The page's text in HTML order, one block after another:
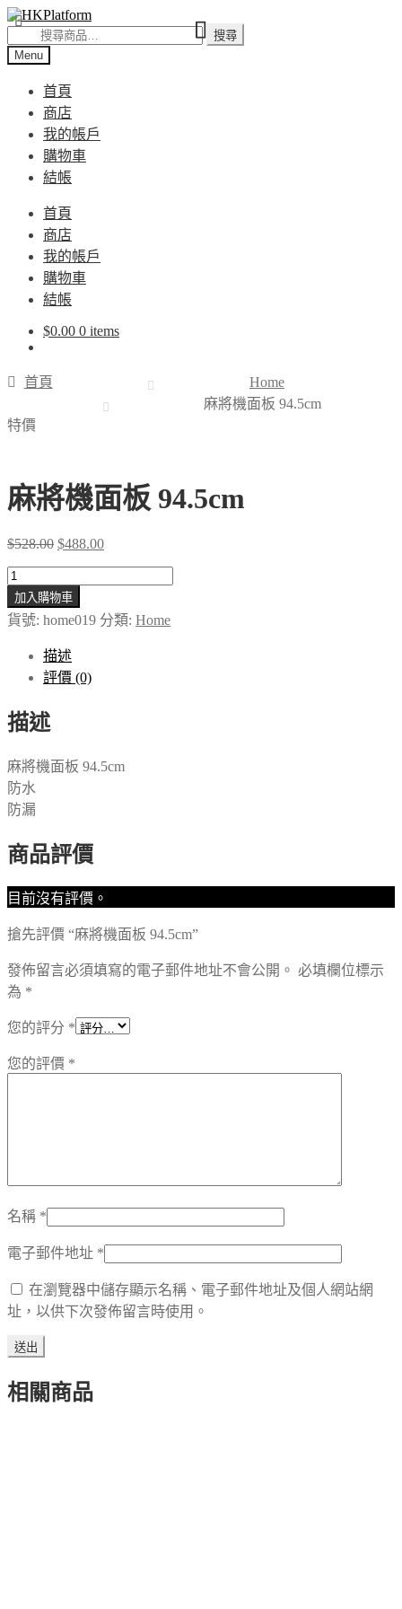
Skip
to
navigation
Skip
to
content
尋
搜尋
Menu
首頁
商店
我的帳戶
購物車
結帳
首頁
商店
我的帳戶
購物車
結帳
$0.00 0 items
首頁
Home
麻將機面板 94.5cm
特價
麻將機面板 94.5cm
$528.00 Original
$528.00.
$488.00Current
麻
將
機
94.5cm
量
加入購物車
貨號: home019 分類: Home
描述
評價 (0)
描述
麻將機面板 94.5cm
防水
防漏
商品評價
目前沒有評價。
搶先評價 “麻將機面板 94.5cm”
發佈留言必須填寫的電子郵件地址不會公開。 必填欄位標示
為 *
您的評分 *
您的評價 *
名稱 *
電子郵件地址 *
在瀏覽器中儲存顯示名稱、電子郵件地址及個人網站網
址，以供下次發佈留言時使用。
相關商品